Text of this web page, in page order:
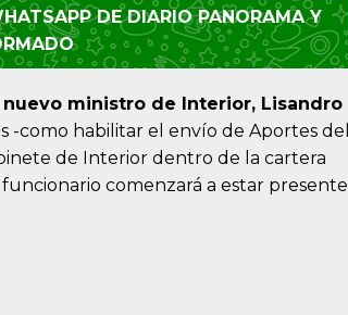
DE DIARIO PANORAMA Y
ministro de Interior, Lisandro
-como habilitar el envío de Aportes del
de Interior dentro de la cartera
comenzará a estar presente